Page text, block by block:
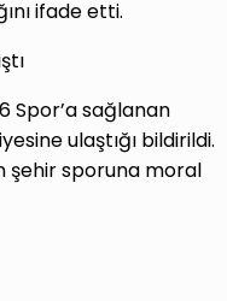
ifade etti.
Spor’a sağlanan
ulaştığı bildirildi.
şehir sporuna moral